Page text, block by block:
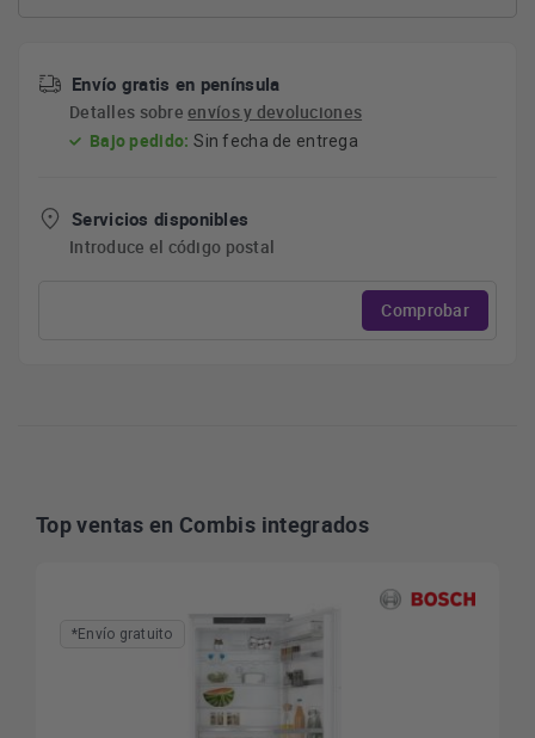
Envío gratis en península
Detalles sobreenvíos y devoluciones
Bajo pedido: Sin fecha de entrega
Servicios disponibles
Introduce el código postal
Comprobar
Top ventas en Combis integrados
*Envío gratuito